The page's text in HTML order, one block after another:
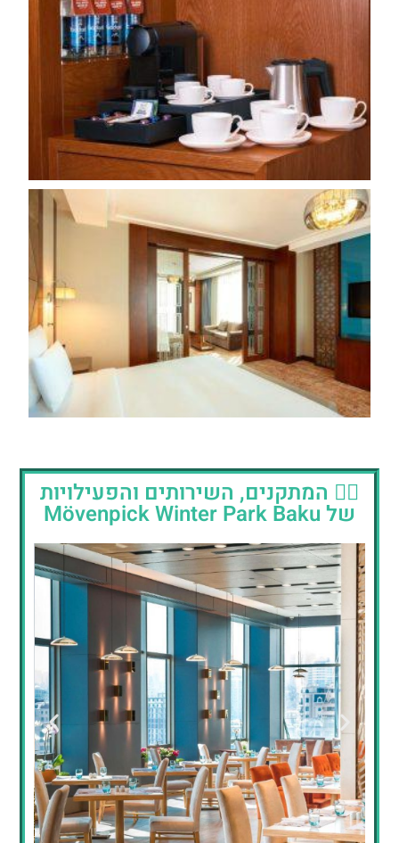
🏊‍♂️ המתקנים, השירותים והפעילויות
של Mövenpick Winter Park Baku